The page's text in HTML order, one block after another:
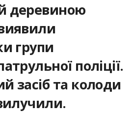
деревиною
групи
поліції.
засіб та колоди